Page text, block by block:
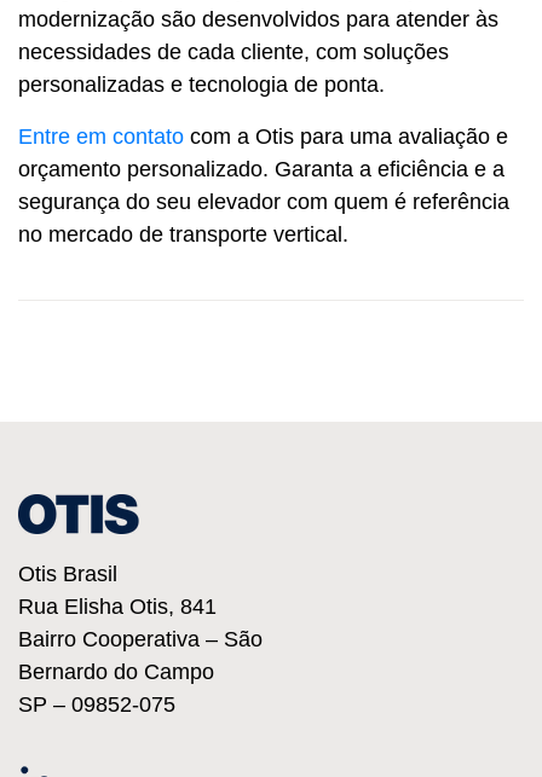
modernização são desenvolvidos para atender às
necessidades de cada cliente, com soluções
personalizadas e tecnologia de ponta.
Entre em contato com a Otis para uma avaliação e
orçamento personalizado. Garanta a eficiência e a
segurança do seu elevador com quem é referência
no mercado de transporte vertical.
Otis Brasil
Rua Elisha Otis, 841
Bairro Cooperativa – São
Bernardo do Campo
SP – 09852-075